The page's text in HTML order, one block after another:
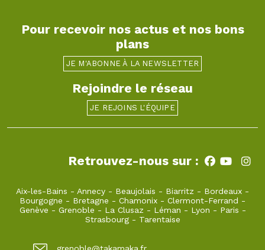
Pour recevoir nos actus et nos bons
plans
JE M'ABONNE À LA NEWSLETTER
Rejoindre le réseau
JE REJOINS L'ÉQUIPE
Retrouvez-nous sur :
Aix-les-Bains - Annecy - Beaujolais - Biarritz - Bordeaux -
Bourgogne - Bretagne - Chamonix - Clermont-Ferrand -
Genève - Grenoble - La Clusaz - Léman - Lyon - Paris -
Strasbourg- Tarentaise